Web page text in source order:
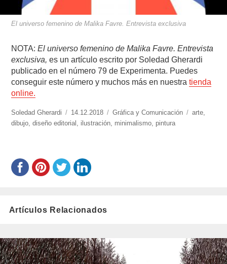
El universo femenino de Malika Favre. Entrevista exclusiva
NOTA: El universo femenino de Malika Favre. Entrevista
exclusiva, es un artículo escrito por Soledad Gherardi
publicado en el número 79 de Experimenta. Puedes
conseguir este número y muchos más en nuestratienda
online.
https://www.experimenta.es/author/soledad-
gherardi/
Soledad Gherardi
Publicado
el
14.12.2018 Categorías
Gráfica y Comunicación Etiquetas
arte
dibujo ,diseño editorial ilustración minimalismo pintura
Artículos Relacionados